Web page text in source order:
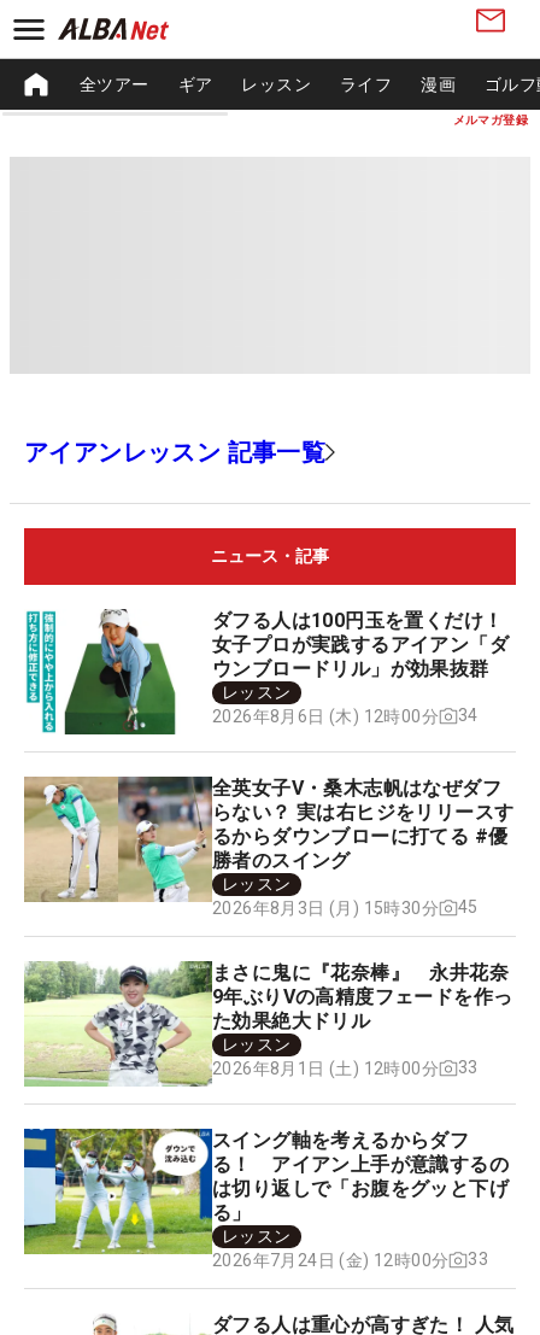
メルマガ登録
全ツアー ギア レッスン ライフ 漫画 ゴル
アイアンレッスン 記事一覧
ニュース・記事
ダフる人は100円玉を置くだけ！
女子プロが実践するアイアン「ダ
ウンブロードリル」が効果抜群
レッスン
2026年8月6日 (木) 12時00分
34
全英女子V・桑木志帆はなぜダフ
らない？ 実は右ヒジをリリースす
るからダウンブローに打てる #優
勝者のスイング
レッスン
2026年8月3日 (月) 15時30分
45
まさに鬼に『花奈棒』 永井花奈
9年ぶりVの高精度フェードを作っ
た効果絶大ドリル
レッスン
2026年8月1日 (土) 12時00分
33
スイング軸を考えるからダフ
る！ アイアン上手が意識するの
は切り返しで「お腹をグッと下げ
る」
レッスン
2026年7月24日 (金) 12時00分
33
ダフる人は重心が高すぎた！ 人気